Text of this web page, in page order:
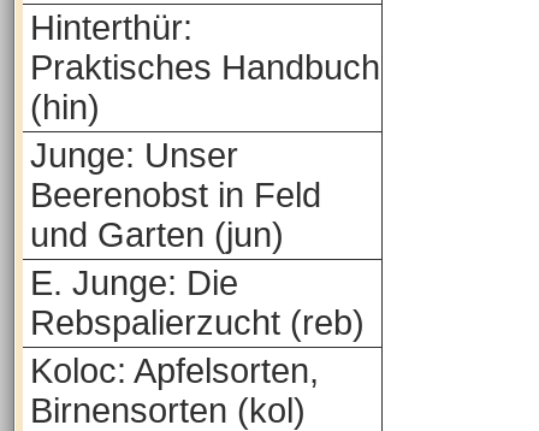
Hinterthür:
Praktisches Handbuch
(hin)
Junge: Unser
Beerenobst in Feld
und Garten (jun)
E. Junge: Die
Rebspalierzucht (reb)
Koloc: Apfelsorten,
Birnensorten (kol)